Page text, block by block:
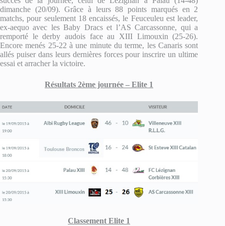
dimanche (20/09). Grâce à leurs 88 points marqués en 2
matchs, pour seulement 18 encaissés, le Feuceuleu est leader,
ex-aequo avec les Baby Dracs et l’AS Carcassonne, qui a
remporté le derby audois face au XIII Limouxin (25-26).
Encore menés 25-22 à une minute du terme, les Canaris sont
allés puiser dans leurs dernières forces pour inscrire un ultime
essai et arracher la victoire.
Résultats 2ème journée – Elite 1
Classement Elite 1